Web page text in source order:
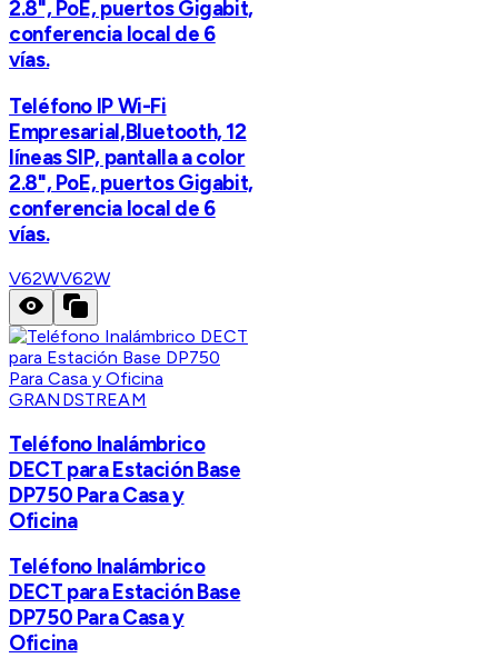
2.8", PoE, puertos Gigabit,
conferencia local de 6
vías.
Teléfono IP Wi-Fi
Empresarial,Bluetooth, 12
líneas SIP, pantalla a color
2.8", PoE, puertos Gigabit,
conferencia local de 6
vías.
V62WV62W
GRANDSTREAM
Teléfono Inalámbrico
DECT para Estación Base
DP750 Para Casa y
Oficina
Teléfono Inalámbrico
DECT para Estación Base
DP750 Para Casa y
Oficina